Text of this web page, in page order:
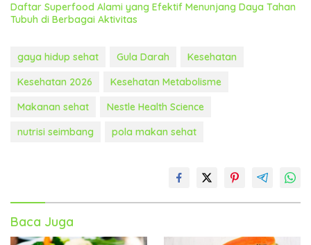
Daftar Superfood Alami yang Efektif Menunjang Daya Tahan
Tubuh di Berbagai Aktivitas
gaya hidup sehat Gula Darah
Kesehatan
Kesehatan 2026
Kesehatan Metabolisme
Makanan sehat
Nestle Health Science
nutrisi seimbang
pola makan sehat
Baca Juga